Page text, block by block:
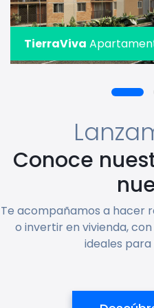
TierraViva
Conoce
Te acompañamos a hacer
o invertir en vivienda,
ideales